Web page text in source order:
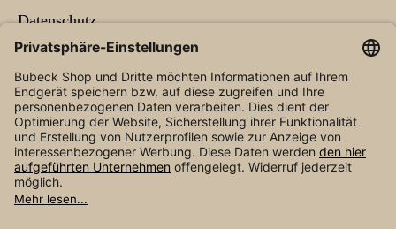
Datenschutz
Barrierefreiheit
NEWSLETTER